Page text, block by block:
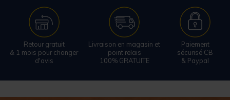
Retour gratuit
& 1 mois pour changer
d'avis
Livraison en magasin et
point relais
100% GRATUITE
Paiement
sécurisé CB
& Paypal